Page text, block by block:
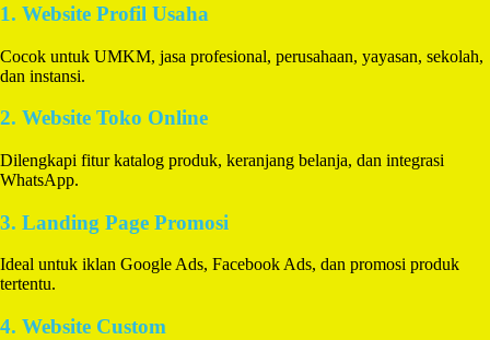
1. Website Profil Usaha
Cocok untuk UMKM, jasa profesional, perusahaan, yayasan, sekolah,
dan instansi.
2. Website Toko Online
Dilengkapi fitur katalog produk, keranjang belanja, dan integrasi
WhatsApp.
3. Landing Page Promosi
Ideal untuk iklan Google Ads, Facebook Ads, dan promosi produk
tertentu.
4. Website Custom